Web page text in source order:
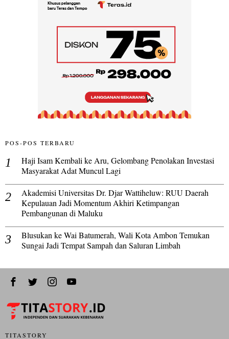
POS-POS TERBARU
Haji Isam Kembali ke Aru, Gelombang Penolakan Investasi
Masyarakat Adat Muncul Lagi
Akademisi Universitas Dr. Djar Wattiheluw: RUU Daerah
Kepulauan Jadi Momentum Akhiri Ketimpangan
Pembangunan di Maluku
Blusukan ke Wai Batumerah, Wali Kota Ambon Temukan
Sungai Jadi Tempat Sampah dan Saluran Limbah
TITASTORY